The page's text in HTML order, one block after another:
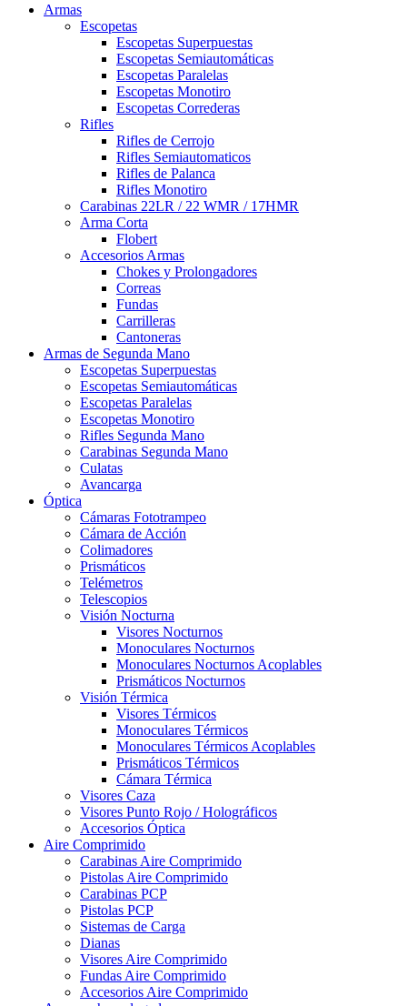
Armas
Escopetas
Escopetas Superpuestas
Escopetas Semiautomáticas
Escopetas Paralelas
Escopetas Monotiro
Escopetas Correderas
Rifles
Rifles de Cerrojo
Rifles Semiautomaticos
Rifles de Palanca
Rifles Monotiro
Carabinas 22LR / 22 WMR / 17HMR
Arma Corta
Flobert
Accesorios Armas
Chokes y Prolongadores
Correas
Fundas
Carrilleras
Cantoneras
Armas de Segunda Mano
Escopetas Superpuestas
Escopetas Semiautomáticas
Escopetas Paralelas
Escopetas Monotiro
Rifles Segunda Mano
Carabinas Segunda Mano
Culatas
Avancarga
Óptica
Cámaras Fototrampeo
Cámara de Acción
Colimadores
Prismáticos
Telémetros
Telescopios
Visión Nocturna
Visores Nocturnos
Monoculares Nocturnos
Monoculares Nocturnos Acoplables
Prismáticos Nocturnos
Visión Térmica
Visores Térmicos
Monoculares Térmicos
Monoculares Térmicos Acoplables
Prismáticos Térmicos
Cámara Térmica
Visores Caza
Visores Punto Rojo / Holográficos
Accesorios Óptica
Aire Comprimido
Carabinas Aire Comprimido
Pistolas Aire Comprimido
Carabinas PCP
Pistolas PCP
Sistemas de Carga
Dianas
Visores Aire Comprimido
Fundas Aire Comprimido
Accesorios Aire Comprimido